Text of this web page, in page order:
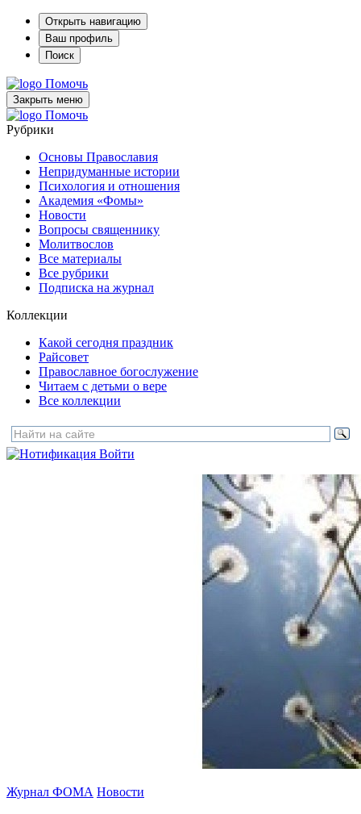
Открыть навигацию
Ваш профиль
Поиск
Помочь
Закрыть меню
Помочь
Рубрики
Основы Православия
Непридуманные истории
Психология и отношения
Академия «Фомы»
Новости
Вопросы священнику
Молитвослов
Все материалы
Все рубрики
Подписка на журнал
Коллекции
Какой сегодня праздник
Райсовет
Православное богослужение
Читаем с детьми о вере
Все коллекции
Войти
Журнал ФОМА Новости